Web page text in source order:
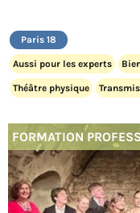
Paris 18
Aussi pour les experts
Théâtre physique
FORMATION